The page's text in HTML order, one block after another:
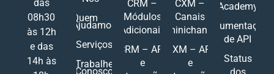
das
08h30
às 12h
e das
14h às
Quem
Ajudamos
Serviços
Trabalhe
Conosco
CRM –
Módulos
Adicionais
CRM – API
e
CXM –
Canais
Ominichannel
CXM – API
e
Academy
Documentações
de API
Status